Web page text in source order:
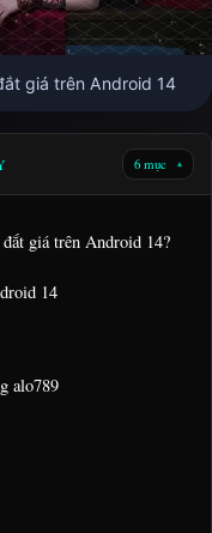
giá trên Android 14
6 mục ▾
giá trên Android 14?
14
alo789